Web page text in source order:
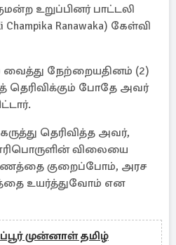
உறுப்பினர் பாட்டலி
Ranawaka) கேள்வி
வைத்து நேற்றையதினம் (2)
தெரிவிக்கும் போதே அவர்
தெரிவித்த அவர்,
விலையை
குறைப்போம், அரச
உயர்த்துவோம் என
முன்னாள் தமிழ்